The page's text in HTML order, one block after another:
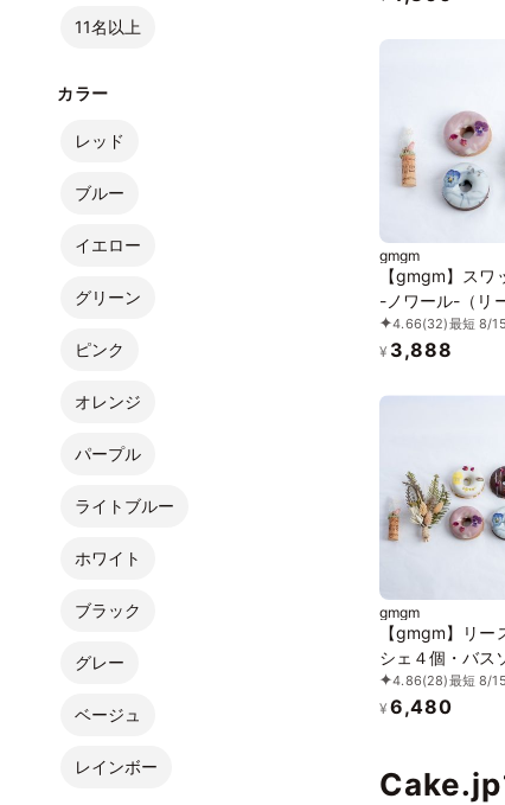
11名以上
カラー
レッド
ブルー
イエロー
グリーン
ピンク
オレンジ
パープル
ライトブルー
ホワイト
ブラック
グレー
ベージュ
レインボー
gmgm
【gmgm】スワ
-ノワール-（リ
ンシェ2個・ミニ
グ・お花のマグ
4.66(32)最短 8/15
¥ 3,888
gmgm
【gmgm】リー
シェ４個・バス
個・ミニスワッ
コルクマグネッ
4.86(28)最短 8/15
¥ 6,480
Cake.jp